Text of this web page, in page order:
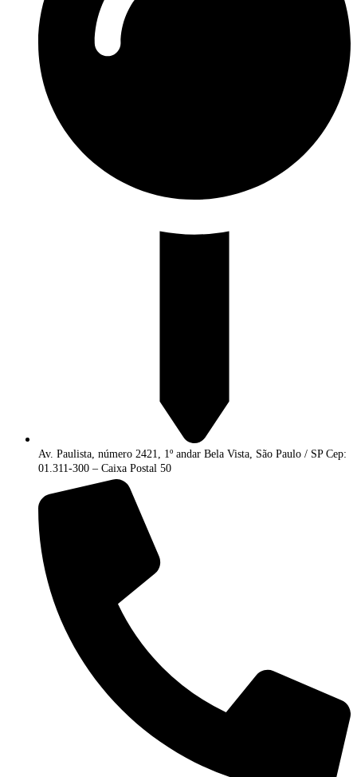
Av. Paulista, número 2421, 1º andar Bela Vista, São Paulo / SP Cep:
01.311-300 – Caixa Postal 50